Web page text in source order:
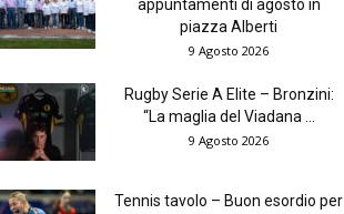
appuntamenti di agosto in
piazza Alberti
9 Agosto 2026
Rugby Serie A Elite – Bronzini:
“La maglia del Viadana ...
9 Agosto 2026
Tennis tavolo – Buon esordio per